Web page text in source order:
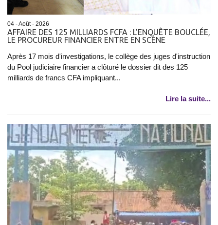
04 - Août - 2026
AFFAIRE DES 125 MILLIARDS FCFA : L’ENQUÊTE BOUCLÉE,
LE PROCUREUR FINANCIER ENTRE EN SCÈNE
Après 17 mois d'investigations, le collège des juges d'instruction
du Pool judiciaire financier a clôturé le dossier dit des 125
milliards de francs CFA impliquant...
Lire la suite...